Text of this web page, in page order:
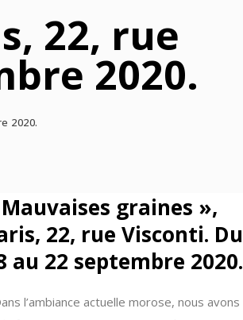
22, rue
2020.
2020.
graines »,
22, rue Visconti. Du
au 22 septembre 2020.
l’ambiance actuelle morose, nous avons